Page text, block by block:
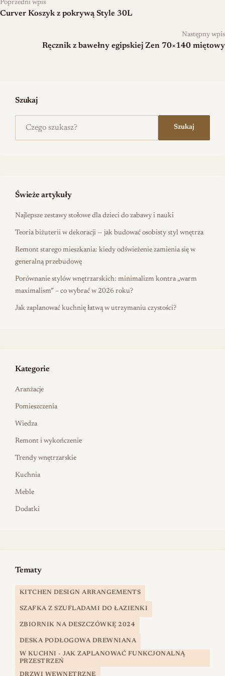
Poprzedni wpis
Curver Koszyk z pokrywą Style 30L
Następny wpis
Ręcznik z bawełny egipskiej Zen 70×140 miętowy
Szukaj
Szukaj
Świeże artykuły
Najlepsze zestawy stołowe dla dzieci do zabawy i nauki
Teoria biżuterii w dekoracji — jak budować osobisty styl wnętrza
Remont starego mieszkania: kiedy odświeżenie zamienia się w
generalną przebudowę
Porównanie stylów wnętrzarskich: minimalizm kontra „warm
maximalism” – co wybrać w 2026 roku?
Jak zaplanować kuchnię łatwą w utrzymaniu czystości?
Kategorie
Aranżacje
Pomieszczenia
Wiedza
Remont i wykończenie
Trendy wnętrzarskie
Kuchnia
Meble
Dodatki
Tematy
KITCHEN DESIGN ARRANGEMENTS
SZAFKA Z SZUFLADAMI DO ŁAZIENKI
ZBIORNIK NA DESZCZÓWKĘ 2024
DESKA PODŁOGOWA DREWNIANA
W KUCHNI - JAK ZAPLANOWAĆ FUNKCJONALNĄ
PRZESTRZEŃ
DRZWI WEWNĘTRZNE